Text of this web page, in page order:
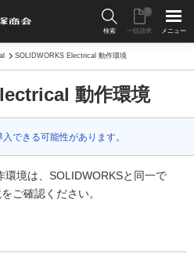
検索 一括請求
0
メニュー
SOLIDWORKS Electrical 動作環境
動作環境
できる可能性があります。
境は、SOLIDWORKSと同一で
ご確認ください。